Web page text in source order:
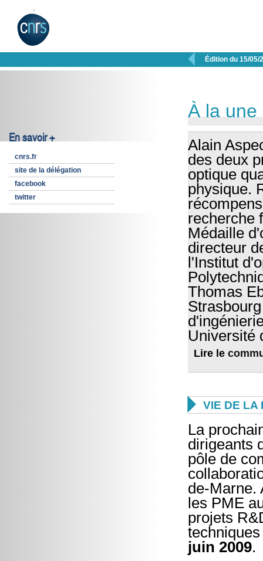
 Édition du 15/05/
En savoir +
cnrs.fr
site de la délégation
facebook
twitter
À la une
Alain
des deux
optique
physique.
recherche
Médaille
directeur
l'Institut
Thomas
Université
Lire le
 VIE DE LA
La
dirigeants
pôle de
de-Marne.
les PME
projets
juin 2009.